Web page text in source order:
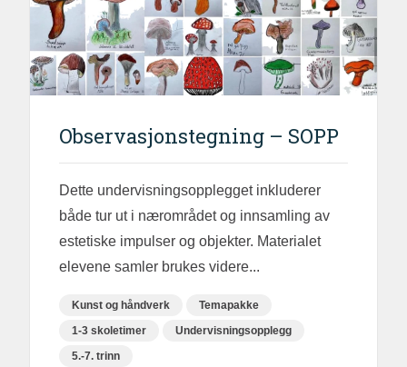
Observasjonstegning – SOPP
Dette undervisningsopplegget inkluderer
både tur ut i nærområdet og innsamling av
estetiske impulser og objekter. Materialet
elevene samler brukes videre...
Kunst og håndverk
Temapakke
1-3 skoletimer
Undervisningsopplegg
5.-7. trinn